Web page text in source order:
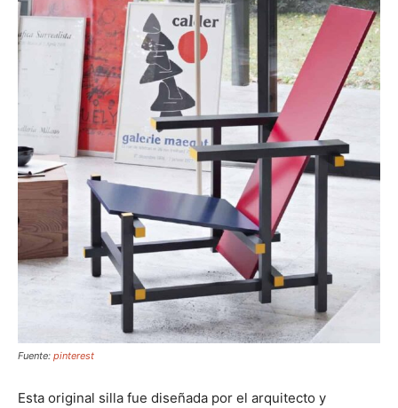
Fuente: pinterest
Esta original silla fue diseñada por el arquitecto y